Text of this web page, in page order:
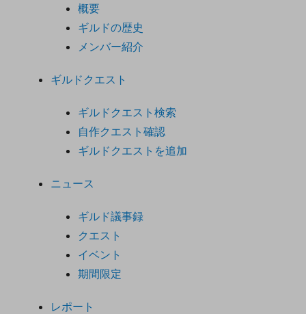
概要
ギルドの歴史
メンバー紹介
ギルドクエスト
ギルドクエスト検索
自作クエスト確認
ギルドクエストを追加
ニュース
ギルド議事録
クエスト
イベント
期間限定
レポート